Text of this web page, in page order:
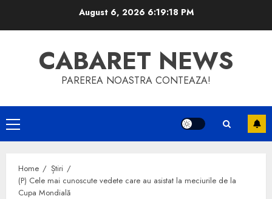
August 6, 2026 6:19:18 PM
CABARET NEWS
PAREREA NOASTRA CONTEAZA!
Primary
Menu
Home
Știri
(P) Cele mai cunoscute vedete care au asistat la meciurile de la
Cupa Mondială